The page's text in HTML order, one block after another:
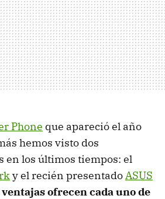
Phone que apareció el año
hemos visto dos
en los últimos tiempos: el
y el recién presentadoASUS
ventajas ofrecen cada uno de